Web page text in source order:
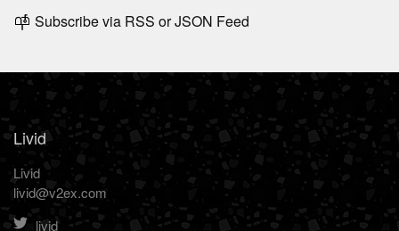
Subscribe via RSS orJSON Feed
Livid
Livid
livid@v2ex.com
livid